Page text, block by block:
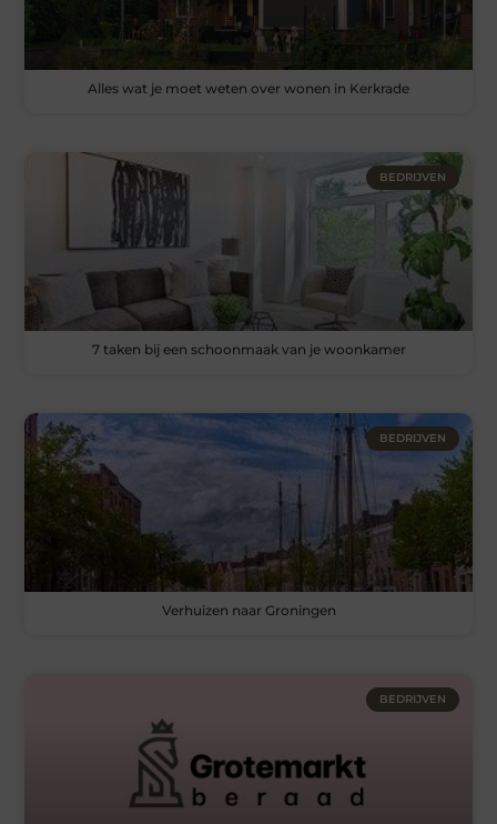
Alles wat je moet weten over wonen in Kerkrade
BEDRIJVEN
7 taken bij een schoonmaak van je woonkamer
BEDRIJVEN
Verhuizen naar Groningen
BEDRIJVEN